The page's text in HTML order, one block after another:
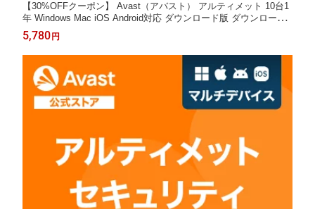
【30%OFFクーポン】 Avast（アバスト） アルティメット 10台1
年 Windows Mac iOS Android対応 ダウンロード版 ダウンロード
セキュリティソフト ウイルスソフト 送料無料 パソコン スマホ ウ
イルスソフト アンチウイルス ウイルス対策 セキュリティ タブレ
ット PC
5,780 円